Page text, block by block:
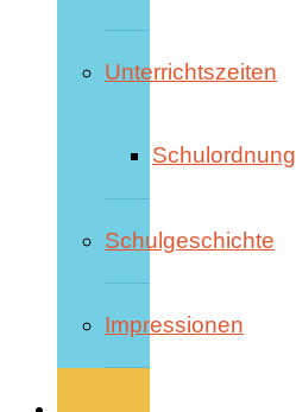
Unterrichtszeiten
Schulordnung
Schulgeschichte
Impressionen